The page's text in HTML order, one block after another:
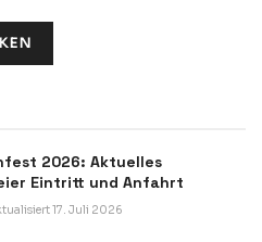
2026: Aktuelles
Eintritt und Anfahrt
17. Juli 2026